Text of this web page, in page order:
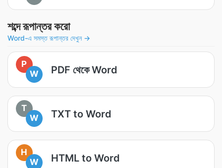
শব্দে রূপান্তর করো
Word-এ সমস্ত রূপান্তর দেখুন →
P
W
PDF থেকে Word
T
W
TXT to Word
H
W
HTML to Word